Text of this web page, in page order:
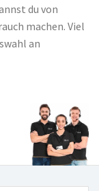
du von
machen. Viel
an